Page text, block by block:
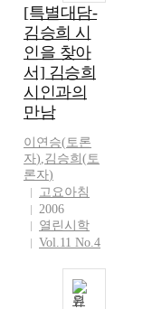
[특별대담-
김승희 시
인을 찾아
서] 김승희
시인과의
만남
이연승(토론
자),김승희(토
론자)
고요아침
2006
열린시학
Vol.11 No.4
원